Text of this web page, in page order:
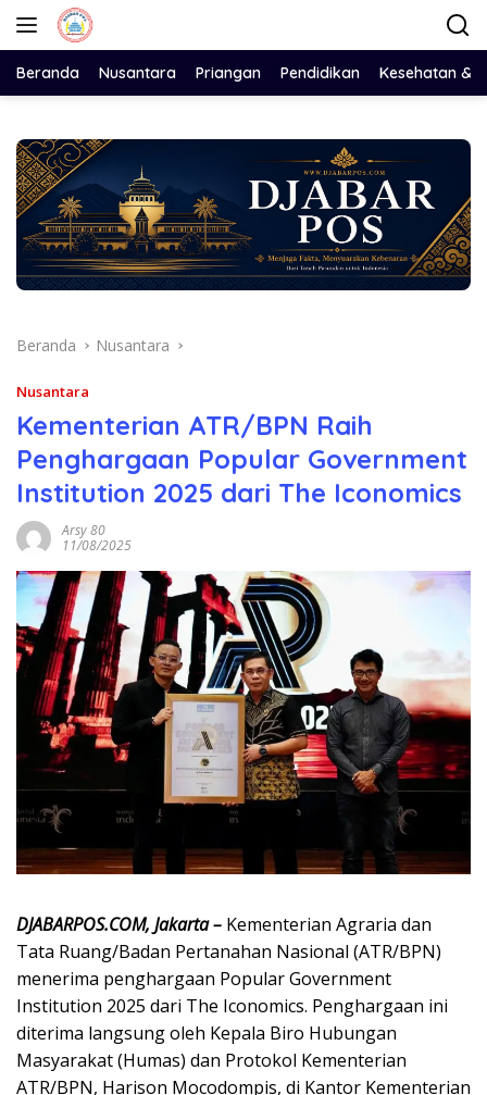
Langsung
Beranda Nusantara Priangan Pendidikan Kesehatan &
Beranda Nusantara
Nusantara
‎Kementerian ATR/BPN Raih
Penghargaan Popular Government
Institution 2025 dari The Iconomics‎
Arsy 80
11/08/2025
‎DJABARPOS.COM, Jakarta – Kementerian Agraria dan
Tata Ruang/Badan Pertanahan Nasional (ATR/BPN)
menerima penghargaan Popular Government
Institution 2025 dari The Iconomics. Penghargaan ini
diterima langsung oleh Kepala Biro Hubungan
Masyarakat (Humas) dan Protokol Kementerian
ATR/BPN, Harison Mocodompis, di Kantor Kementerian